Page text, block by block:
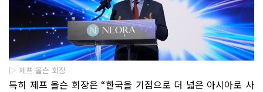
▷ 제프 올슨 회장
특히 제프 올슨 회장은“한국을 기점으로 더 넓은 아시아로 사